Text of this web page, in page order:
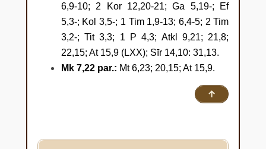
ļaunums nāk no iekšienes un
sagāna cilvēku.”
6,9-10; 2 Kor 12,20-21; Ga 5,19-; Ef
5,3-; Kol 3,5-; 1 Tim 1,9-13; 6,4-5; 2 Tim
3,2-; Tit 3,3; 1 P 4,3; Atkl 9,21; 21,8;
22,15; At 15,9 (LXX); Sīr 14,10: 31,13.
Mk 7,22 par.: Mt 6,23; 20,15; At 15,9.
↑